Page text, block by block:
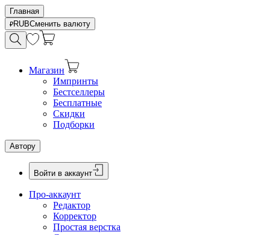
Главная
RUBСменить валюту
Магазин
Импринты
Бестселлеры
Бесплатные
Скидки
Подборки
Автору
Войти в аккаунт
Про-аккаунт
Редактор
Корректор
Простая верстка